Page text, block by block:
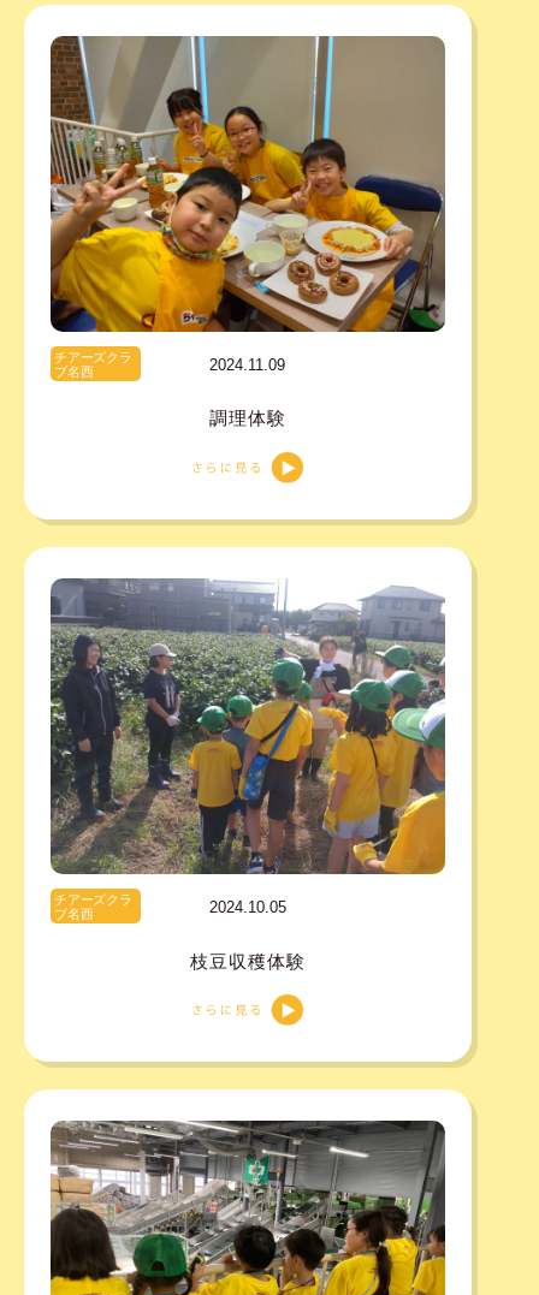
チアーズクラ
ブ名西
2024.11.09
調理体験
チアーズクラ
ブ名西
2024.10.05
枝豆収穫体験